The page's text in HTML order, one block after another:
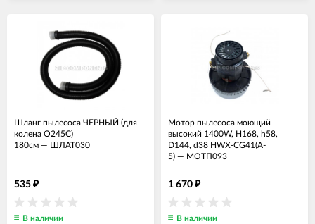
Шланг пылесоса ЧЕРНЫЙ (для
колена O245C)
180см — ШЛАТ030
535 ₽
В наличии
Мотор пылесоса моющий
высокий 1400W, H168, h58,
D144, d38 HWX-CG41(A-
5) — МОТП093
1 670 ₽
В наличии